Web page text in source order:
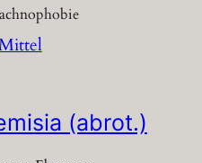
(abrot.)